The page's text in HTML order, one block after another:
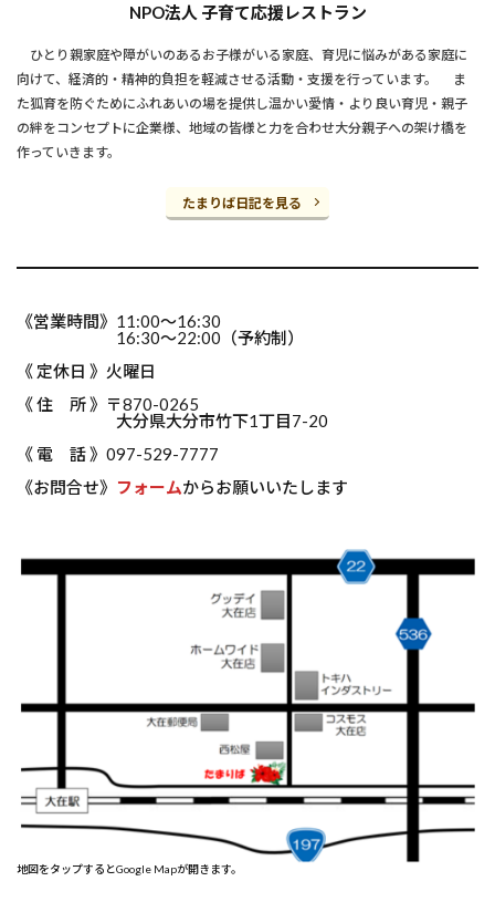
NPO法人 子育て応援レストラン
ひとり親家庭や障がいのあるお子様がいる家庭、育児に悩みがある家庭に
向けて、経済的・精神的負担を軽減させる活動・支援を行っています。 ま
た狐育を防ぐためにふれあいの場を提供し温かい愛情・より良い育児・親子
の絆をコンセプトに企業様、地域の皆様と力を合わせ大分親子への架け橋を
作っていきます。
たまりば日記を見る
《営業時間》11:00～16:30
16:30～22:00（予約制）
《 定休日 》火曜日
《 住 所 》〒870-0265
大分県大分市竹下1丁目7-20
《 電 話 》097-529-7777
《お問合せ》 フォームからお願いいたします
地図をタップするとGoogle Mapが開きます。